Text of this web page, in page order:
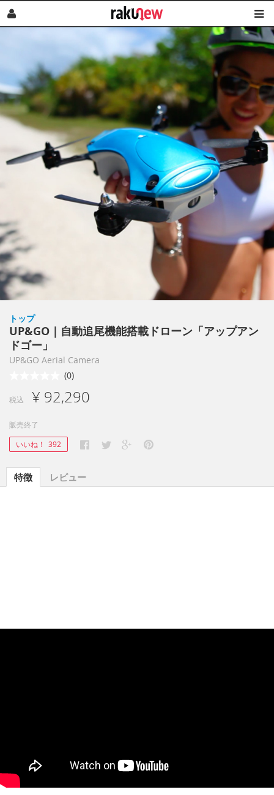
トップ
UP&GO｜自動追尾機能搭載ドローン「アップアン
ドゴー」
UP&GO Aerial Camera
(0)
税込 ¥ 92,290
販売終了
いいね！ 392
特徴 レビュー